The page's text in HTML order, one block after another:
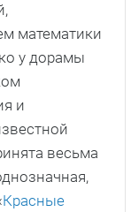
математики
у дорамы
и
весьма
Красные